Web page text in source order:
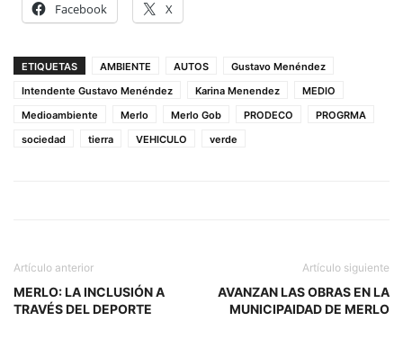
Facebook X
ETIQUETAS AMBIENTE AUTOS
Gustavo Menéndez
Intendente Gustavo Menéndez
Karina Menendez
MEDIO
Medioambiente
Merlo Merlo Gob PRODECO
PROGRMA
sociedad
tierra VEHICULO verde
Artículo anterior
MERLO: LA INCLUSIÓN A
TRAVÉS DEL DEPORTE
Artículo siguiente
AVANZAN LAS OBRAS EN LA
MUNICIPAIDAD DE MERLO